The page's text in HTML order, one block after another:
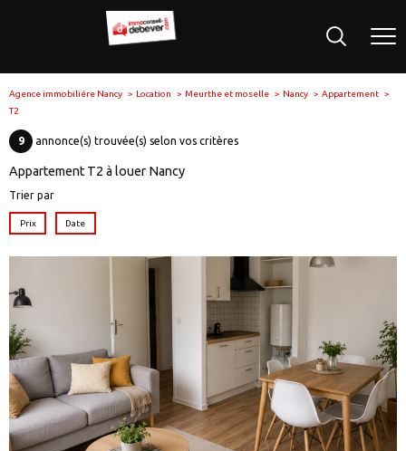
Agence immobiliére Nancy Location Meurthe et moselle Nancy
Appartement
T2
9 annonce(s) trouvée(s) selon vos critères
Appartement T2 à louer Nancy
Trier par
Prix Date
voir le
bien